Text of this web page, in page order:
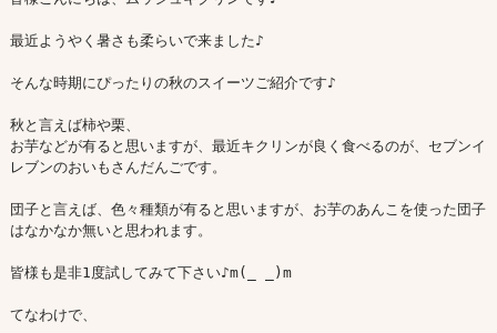
最近ようやく暑さも柔らいで来ました♪
そんな時期にぴったりの秋のスイーツご紹介です♪
秋と言えば柿や栗、
お芋などが有ると思いますが、最近キクリンが良く食べるのが、セブンイ
レブンのおいもさんだんごです。
団子と言えば、色々種類が有ると思いますが、お芋のあんこを使った団子
はなかなか無いと思われます。
皆様も是非1度試してみて下さい♪m(_ _)m
てなわけで、